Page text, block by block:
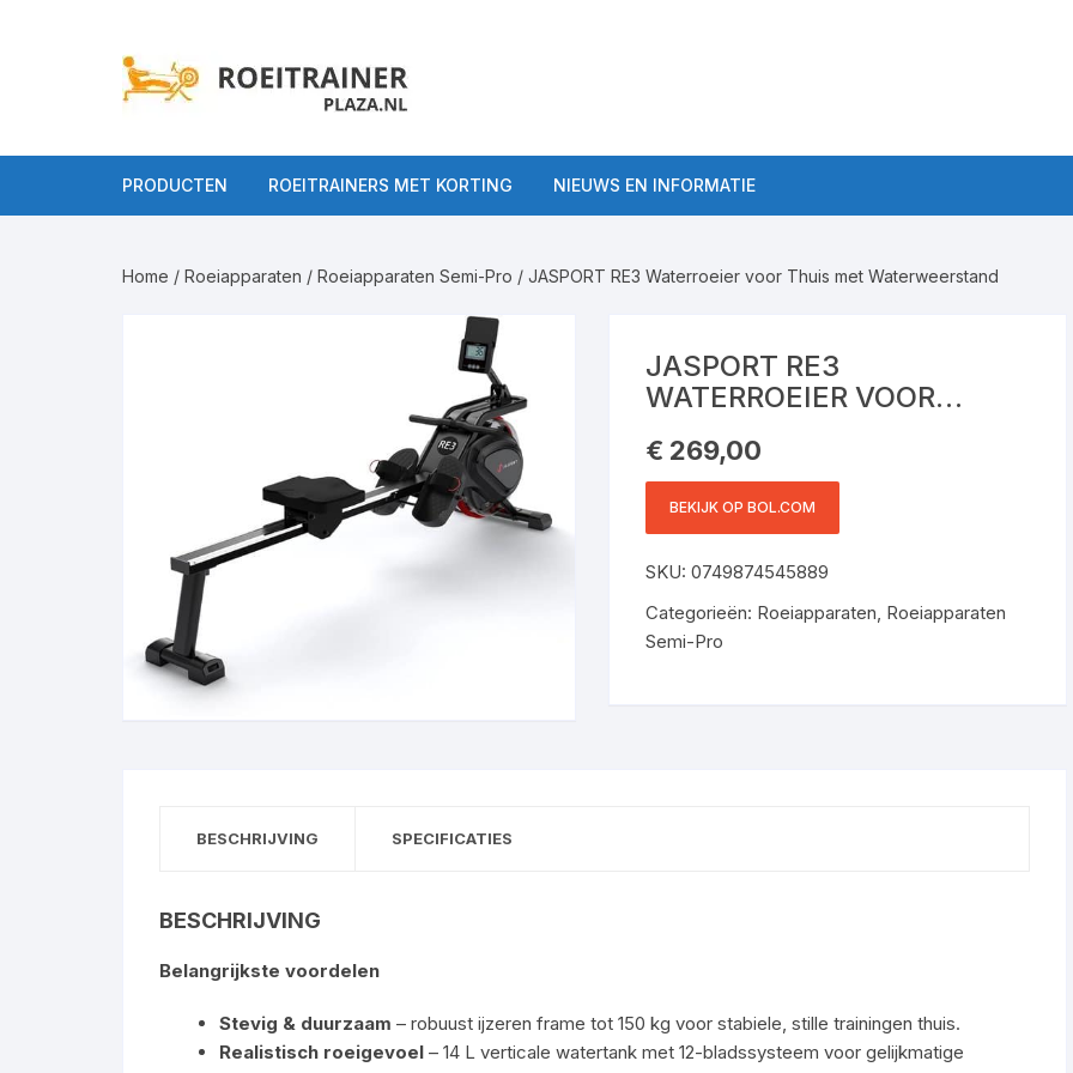
PRODUCTEN
Roeiapparaten Pro
ROEITRAINERS MET KORTING NIEUWS EN INFORMATIE
informatie
Roeitrainers
Roeitrainer kopen tips
Home / Roeiapparaten / Roeiapparaten Semi-Pro / JASPORT RE3 Waterroeier voor Thuis met Waterweerstand
JASPORT RE3
WATERROEIER VOOR
WATERWEERSTAND
€ 269,00
BEKIJK OP BOL.COM
SKU:0749874545889
Categorieën: Roeiapparaten, Roeiapparaten
Semi-Pro
BESCHRIJVING SPECIFICATIES
BESCHRIJVING
Belangrijkste voordelen
Stevig & duurzaam – robuust ijzeren frame tot 150 kg voor stabiele, stille trainingen thuis.
Realistisch roeigevoel – 14 L verticale watertank met 12-bladssysteem voor gelijkmatige